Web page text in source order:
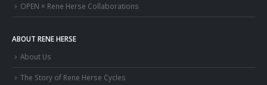
OPEN × Rene Herse Collaborations
ABOUT RENE HERSE
About Us
The Story of Rene Herse Cycles